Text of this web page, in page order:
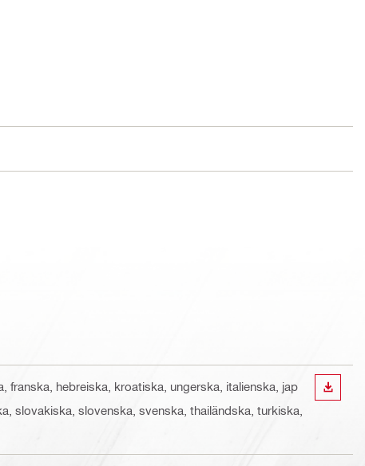
franska, hebreiska, kroatiska, ungerska, italienska, jap
slovakiska, slovenska, svenska, thailändska, turkiska,
LADDA